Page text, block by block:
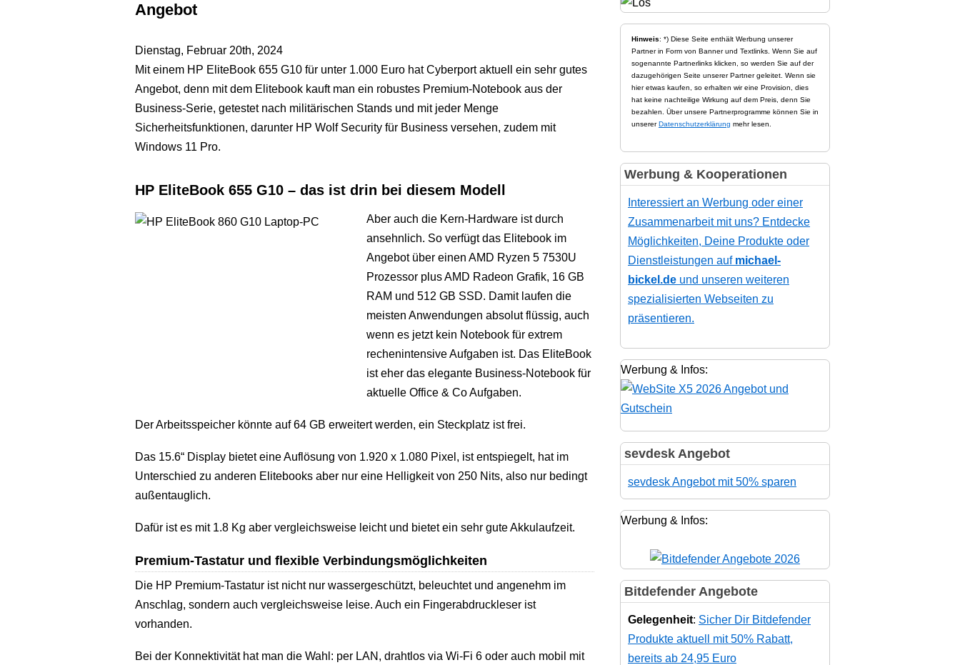
Angebot
Dienstag, Februar 20th, 2024
Mit einem HP EliteBook 655 G10 für unter 1.000 Euro hat Cyberport aktuell ein sehr gutes
Angebot, denn mit dem Elitebook kauft man ein robustes Premium-Notebook aus der
Business-Serie, getestet nach militärischen Stands und mit jeder Menge
Sicherheitsfunktionen, darunter HP Wolf Security für Business versehen, zudem mit
Windows 11 Pro.
HP EliteBook 655 G10 – das ist drin bei diesem Modell
Aber auch die Kern-Hardware ist durch
ansehnlich. So verfügt das Elitebook im
Angebot über einen AMD Ryzen 5 7530U
Prozessor plus AMD Radeon Grafik, 16 GB
RAM und 512 GB SSD. Damit laufen die
meisten Anwendungen absolut flüssig, auch
wenn es jetzt kein Notebook für extrem
rechenintensive Aufgaben ist. Das EliteBook
ist eher das elegante Business-Notebook für
aktuelle Office & Co Aufgaben.
Der Arbeitsspeicher könnte auf 64 GB erweitert werden, ein Steckplatz ist frei.
Das 15.6“ Display bietet eine Auflösung von 1.920 x 1.080 Pixel, ist entspiegelt, hat im
Unterschied zu anderen Elitebooks aber nur eine Helligkeit von 250 Nits, also nur bedingt
außentauglich.
Dafür ist es mit 1.8 Kg aber vergleichsweise leicht und bietet ein sehr gute Akkulaufzeit.
Premium-Tastatur und flexible Verbindungsmöglichkeiten
Die HP Premium-Tastatur ist nicht nur wassergeschützt, beleuchtet und angenehm im
Anschlag, sondern auch vergleichsweise leise. Auch ein Fingerabdruckleser ist
vorhanden.
Bei der Konnektivität hat man die Wahl: per LAN, drahtlos via Wi-Fi 6 oder auch mobil mit
Hinweis: *) Diese Seite enthält Werbung unserer
Partner in Form von Banner und Textlinks. Wenn Sie auf
sogenannte Partnerlinks klicken, so werden Sie auf der
dazugehörigen Seite unserer Partner geleitet. Wenn sie
hier etwas kaufen, so erhalten wir eine Provision, dies
hat keine nachteilige Wirkung auf dem Preis, denn Sie
bezahlen. Über unsere Partnerprogramme können Sie in
unsererDatenschutzerklärung mehr lesen.
Werbung & Kooperationen
Interessiert an Werbung oder einer
Zusammenarbeit mit uns? Entdecke
Möglichkeiten, Deine Produkte oder
Dienstleistungen auf michael-
bickel.de und unseren weiteren
spezialisierten Webseiten zu
präsentieren.
Werbung & Infos:
sevdesk Angebot
sevdesk Angebot mit 50% sparen
Werbung & Infos:
Bitdefender Angebote
Gelegenheit: Sicher Dir Bitdefender
Produkte aktuell mit 50% Rabatt,
bereits ab 24,95 Euro